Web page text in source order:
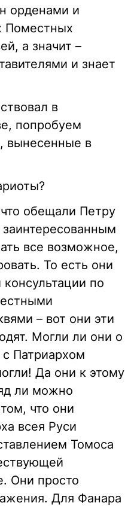
орденами и
Поместных
а значит –
и знает
в
попробуем
вынесенные в
обещали Петру
все возможное,
То есть они
по
– вот они эти
Могли ли они о
с Патриархом
Да они к этому
ли можно
что они
всея Руси
Томоса
Они просто
Для Фанара